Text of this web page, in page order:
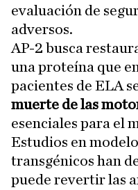
evaluación de
adversos.
AP-2 busca
una proteína que
pacientes de ELA
muerte de las
esenciales para el
Estudios en
transgénicos han
puede revertir las